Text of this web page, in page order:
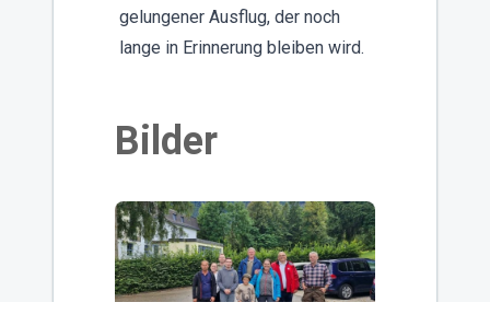
gelungener Ausflug, der noch
lange in Erinnerung bleiben wird.
Bilder